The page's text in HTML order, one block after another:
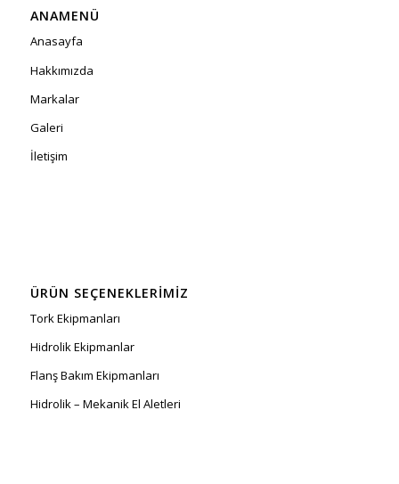
ANAMENÜ
Anasayfa
Hakkımızda
Markalar
Galeri
İletişim
ÜRÜN SEÇENEKLERIMIZ
Tork Ekipmanları
Hidrolik Ekipmanlar
Flanş Bakım Ekipmanları
Hidrolik – Mekanik El Aletleri